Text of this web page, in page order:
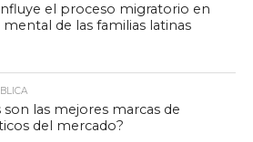
el proceso migratorio en
mental de las familias latinas
son las mejores marcas de
del mercado?